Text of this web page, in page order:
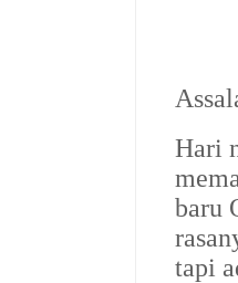
Hari
baru
tapi